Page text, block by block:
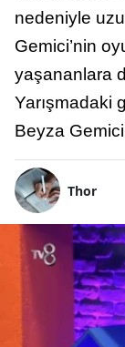
nedeniyle
Gemici’nin
yaşananlara
Yarışmadaki
Beyza
Thor